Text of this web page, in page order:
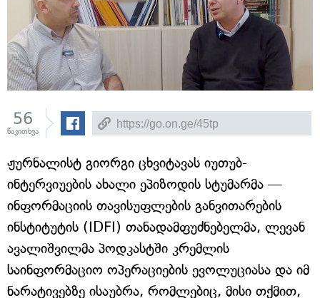
56
წაკითხვა
ჟურნალისტ გიორგი ცხვიტავას იუთუბ-
ინტერვიუების ახალი ეპიზოდის სტუმარმა —
ინფორმაციის თავისუფლების განვითარების
ინსტიტუტის (IDFI) თანადამფუძნებელმა, ლევან
ავალიშვილმა პოდკასტში კრემლის
საინფორმაციო ოპერაციების ევოლუციასა და იმ
ნარატივებზე ისაუბრა, რომლებიც, მისი თქმით,